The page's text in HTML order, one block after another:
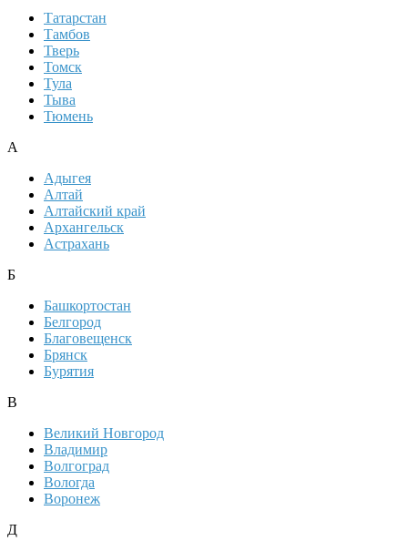
Татарстан
Тамбов
Тверь
Томск
Тула
Тыва
Тюмень
А
Адыгея
Алтай
Алтайский край
Архангельск
Астрахань
Б
Башкортостан
Белгород
Благовещенск
Брянск
Бурятия
В
Великий Новгород
Владимир
Волгоград
Вологда
Воронеж
Д